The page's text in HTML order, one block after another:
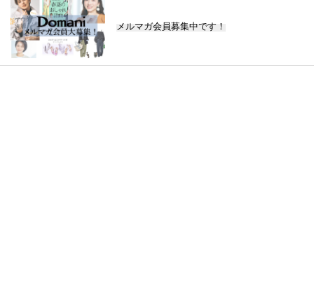
メルマガ会員募集中です！